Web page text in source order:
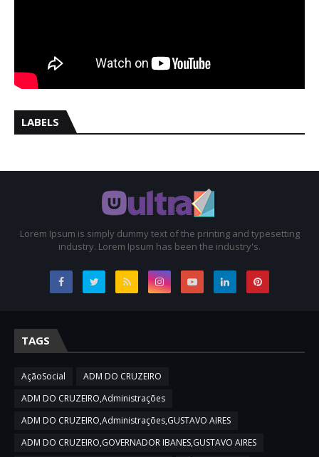
LABELS
Lorem Ipsum is simply dummy text of the printing and typesetting
industry. Lorem Ipsum has been the industry's.
TAGS
AçãoSocial
ADM DO CRUZEIRO
ADM DO CRUZEIRO,Administrações
ADM DO CRUZEIRO,Administrações,GUSTAVO AIRES
ADM DO CRUZEIRO,GOVERNADOR IBANES,GUSTAVO AIRES